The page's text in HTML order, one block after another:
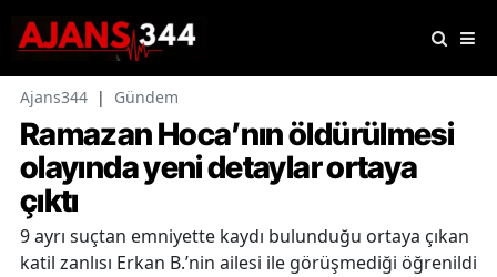
Ajans344 | Gündem
Ramazan Hoca’nın öldürülmesi
olayında yeni detaylar ortaya
çıktı
9 ayrı suçtan emniyette kaydı bulunduğu ortaya çıkan
katil zanlısı Erkan B.’nin ailesi ile görüşmediği öğrenildi